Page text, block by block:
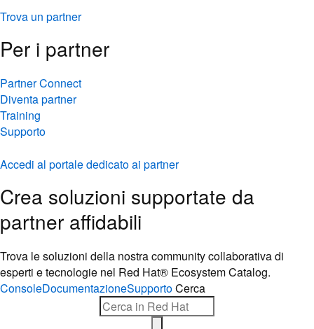
Trova un partner
Per i partner
Partner Connect
Diventa partner
Training
Supporto
Accedi al portale dedicato ai partner
Crea soluzioni supportate da
partner affidabili
Trova le soluzioni della nostra community collaborativa di
esperti e tecnologie nel Red Hat® Ecosystem Catalog.
ConsoleDocumentazioneSupportoCerca